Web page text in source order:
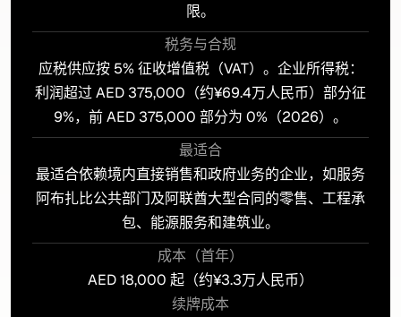
限。
税务与合规
应税供应按 5% 征收增值税（VAT）。企业所得税：
利润超过 AED 375,000（约¥69.4万人民币）部分征
9%，前 AED 375,000 部分为 0%（2026）。
最适合
最适合依赖境内直接销售和政府业务的企业，如服务
阿布扎比公共部门及阿联酋大型合同的零售、工程承
包、能源服务和建筑业。
成本（首年）
AED 18,000 起（约¥3.3万人民币）
续牌成本